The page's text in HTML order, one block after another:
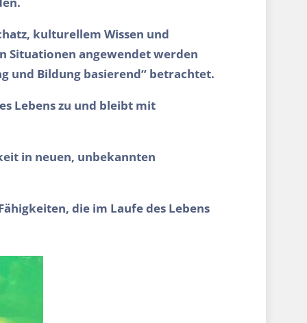
kulturellem Wissen und
Situationen angewendet werden
und Bildung basierend“ betrachtet.
Lebens zu und bleibt mit
in neuen, unbekannten
die im Laufe des Lebens